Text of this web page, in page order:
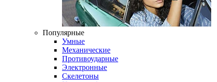
Популярные
Умные
Механические
Противоударные
Электронные
Скелетоны